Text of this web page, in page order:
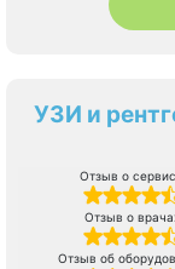
УЗИ и
Отзыв о
Отзыв о
Отзыв об